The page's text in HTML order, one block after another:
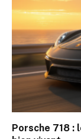
Porsche 718 :